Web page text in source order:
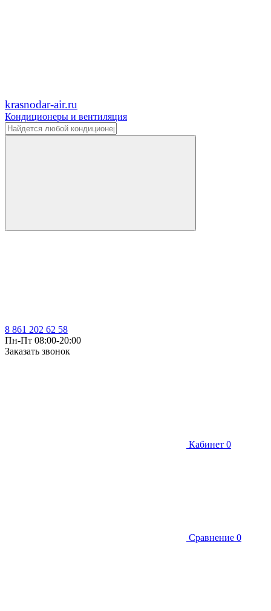
krasnodar-air.ru
Кондиционеры и вентиляция
8 861 202 62 58
Пн-Пт 08:00-20:00
Заказать звонок
Кабинет 0
Сравнение 0